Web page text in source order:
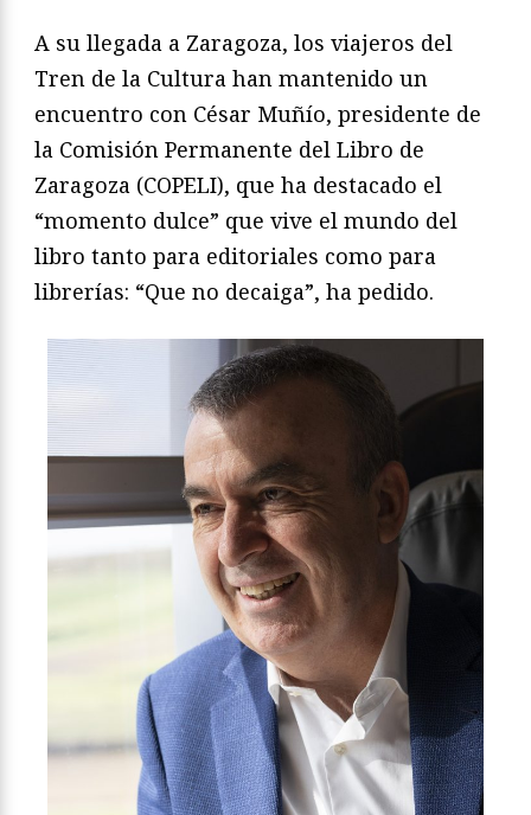
A su llegada a Zaragoza, los viajeros del
Tren de la Cultura han mantenido un
encuentro con César Muñío, presidente de
la Comisión Permanente del Libro de
Zaragoza (COPELI), que ha destacado el
“momento dulce” que vive el mundo del
libro tanto para editoriales como para
librerías: “Que no decaiga”, ha pedido.